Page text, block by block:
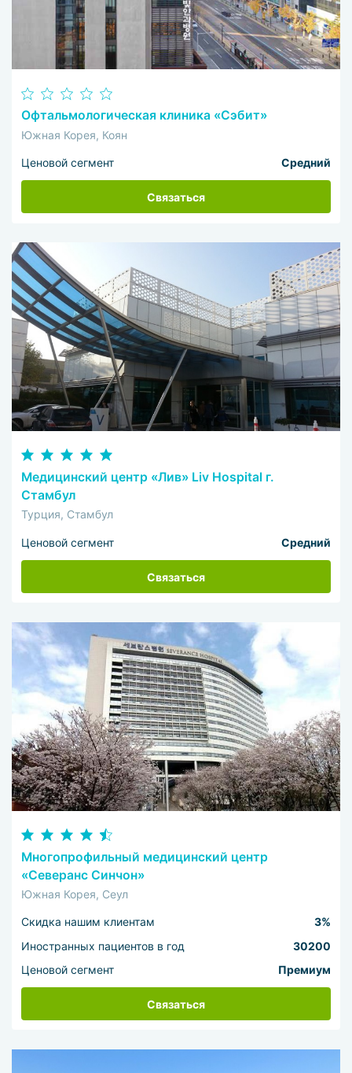
Офтальмологическая клиника «Сэбит»
Южная Корея, Коян
Ценовой сегмент Средний
Связаться
Медицинский центр «Лив» Liv Hospital г.
Стамбул
Турция, Стамбул
Ценовой сегмент Средний
Связаться
Многопрофильный медицинский центр
«Северанс Синчон»
Южная Корея, Сеул
Скидка нашим клиентам
3%
Иностранных пациентов в год
30200
Ценовой сегмент
Премиум
Связаться